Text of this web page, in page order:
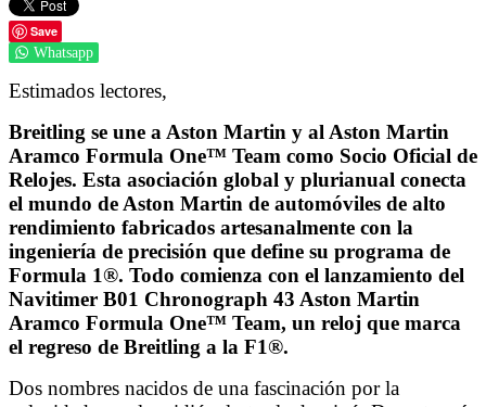
Save
Whatsapp
Estimados lectores,
Breitling se une a Aston Martin y al Aston Martin
Aramco Formula One™ Team como Socio Oficial de
Relojes. Esta asociación global y plurianual conecta
el mundo de Aston Martin de automóviles de alto
rendimiento fabricados artesanalmente con la
ingeniería de precisión que define su programa de
Formula 1®. Todo comienza con el lanzamiento del
Navitimer B01 Chronograph 43 Aston Martin
Aramco Formula One™ Team, un reloj que marca
el regreso de Breitling a la F1®.
Dos nombres nacidos de una fascinación por la